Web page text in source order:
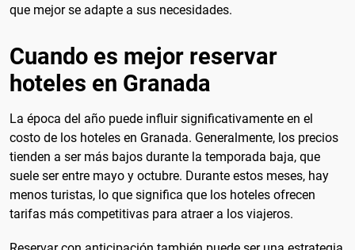
que mejor se adapte a sus necesidades.
Cuando es mejor reservar
hoteles en Granada
La época del año puede influir significativamente en el
costo de los hoteles en Granada. Generalmente, los precios
tienden a ser más bajos durante la temporada baja, que
suele ser entre mayo y octubre. Durante estos meses, hay
menos turistas, lo que significa que los hoteles ofrecen
tarifas más competitivas para atraer a los viajeros.